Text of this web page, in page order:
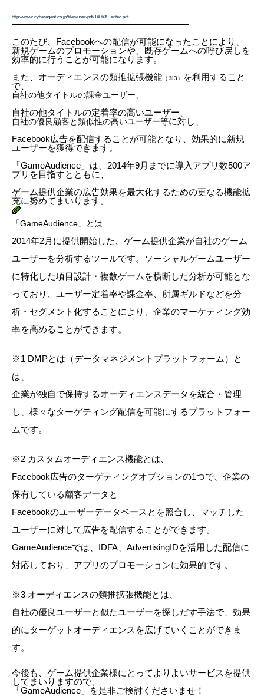
http://www.cyberagent.co.jp/files/user/pdf/140609_adtec.pdf
————————————————————
このたび、Facebookへの配信が可能になったことにより、
新規ゲームのプロモーションや、既存ゲームへの呼び戻しを
効率的に行うことが可能になります。
また、オーディエンスの類推拡張機能 （※3）
を利用すること
で、
自社の他タイトルの課金ユーザー
自社の他タイトルの定着率の高いユーザー
自社の優良顧客と類似性の高いユーザー等に対し、
Facebook広告を配信することが可能となり、効果的に新規
ユーザーを獲得できます。
「GameAudience」は、2014年9月までに導入アプリ数500ア
プリを目指すとともに、
ゲーム提供企業の広告効果を最大化するための更なる機能拡
充に努めてまいります。
「GameAudience 」とは…
2014年2月に提供開始した、ゲーム提供企業が自社のゲーム
ユーザーを分析するツールです。ソーシャルゲームユーザー
に特化した項目設計・複数ゲームを横断した分析が可能とな
っており、ユーザー定着率や課金率、所属ギルドなどを分
析・セグメント化することにより、企業のマーケティング効
率を高めることができます。
※1 DMPとは（データマネジメントプラットフォーム）と
は、
企業が独自で保持するオーディエンスデータを統合・管理
し、様々なターゲティング配信を可能にするプラットフォー
ムです。
※2 カスタムオーディエンス機能とは、
Facebook広告のターゲティングオプションの1つで、企業の
保有している顧客データと
Facebookのユーザーデータベースとを照合し、マッチした
ユーザーに対して広告を配信することができます。
GameAudienceでは、IDFA、AdvertisingIDを活用した配信に
対応しており、アプリのプロモーションに効果的です。
※3 オーディエンスの類推拡張機能とは、
自社の優良ユーザーと似たユーザーを探しだす手法で、効果
的にターゲットオーディエンスを広げていくことができま
す。
今後も、ゲーム提供企業様にとってよりよいサービスを提供
してまいりますので、
「GameAudience」を是非ご検討くださいませ！